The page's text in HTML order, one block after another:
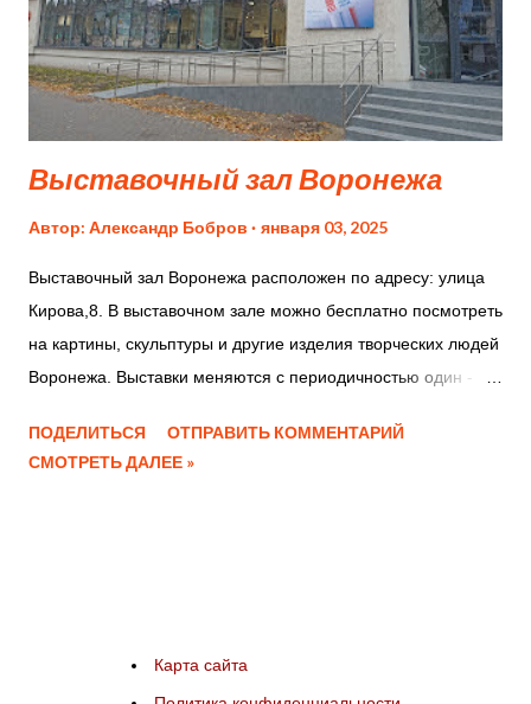
являющаяся первым каменным сооружением на
территории современного города Ломоносов. Этот
архитектурный шедевр был создан по приказу Александра
Даниловича Меншикова, ближайшего сподвижника Петра I.
История соз...
Выставочный зал Воронежа
Автор: Александр Бобров января 03, 2025
Выставочный зал Воронежа расположен по адресу: улица
Кирова,8. В выставочном зале можно бесплатно посмотреть
на картины, скульптуры и другие изделия творческих людей
Воронежа. Выставки меняются с периодичностью один -
размещать несколько тематических композиций.
Недостатки: В помещении выставочного зала размещен
зал Воронежа, Освященный солнцем, Автопортрет, Лавров
ПОДЕЛИТЬСЯ
ОТПРАВИТЬ КОММЕНТАРИЙ
СМОТРЕТЬ ДАЛЕЕ »
Карта сайта